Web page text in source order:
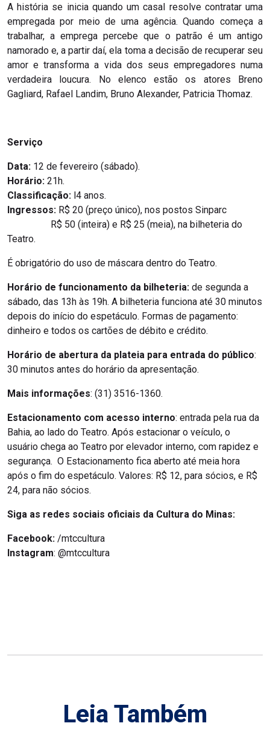
A história se inicia quando um casal resolve contratar uma
empregada por meio de uma agência. Quando começa a
trabalhar, a emprega percebe que o patrão é um antigo
namorado e, a partir daí, ela toma a decisão de recuperar seu
amor e transforma a vida dos seus empregadores numa
verdadeira loucura. No elenco estão os atores Breno
Gagliard, Rafael Landim, Bruno Alexander, Patricia Thomaz.
Serviço
Data: 12 de fevereiro (sábado).
Horário: 21h.
Classificação: l4 anos.
Ingressos: R$ 20 (preço único), nos postos Sinparc
R$ 50 (inteira) e R$ 25 (meia), na bilheteria do
Teatro.
É obrigatório do uso de máscara dentro do Teatro.
Horário de funcionamento da bilheteria: de segunda a
sábado, das 13h às 19h. A bilheteria funciona até 30 minutos
depois do início do espetáculo. Formas de pagamento:
dinheiro e todos os cartões de débito e crédito.
Horário de abertura da plateia para entrada do público:
30 minutos antes do horário da apresentação.
Mais informações: (31) 3516-1360.
Estacionamento com acesso interno: entrada pela rua da
Bahia, ao lado do Teatro. Após estacionar o veículo, o
usuário chega ao Teatro por elevador interno, com rapidez e
segurança. O Estacionamento fica aberto até meia hora
após o fim do espetáculo. Valores: R$ 12, para sócios, e R$
24, para não sócios.
Siga as redes sociais oficiais da Cultura do Minas:
Facebook: /mtccultura
Instagram: @mtccultura
Leia Também